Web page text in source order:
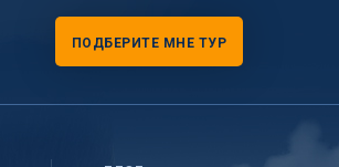
ПОДБЕРИТЕ МНЕ ТУР